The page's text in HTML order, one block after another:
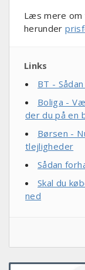
Læs mere om
herunder
Links
BT -
Boliga -
der du på en
Børsen -
tlejligheder
Sådan
Skal du
ned